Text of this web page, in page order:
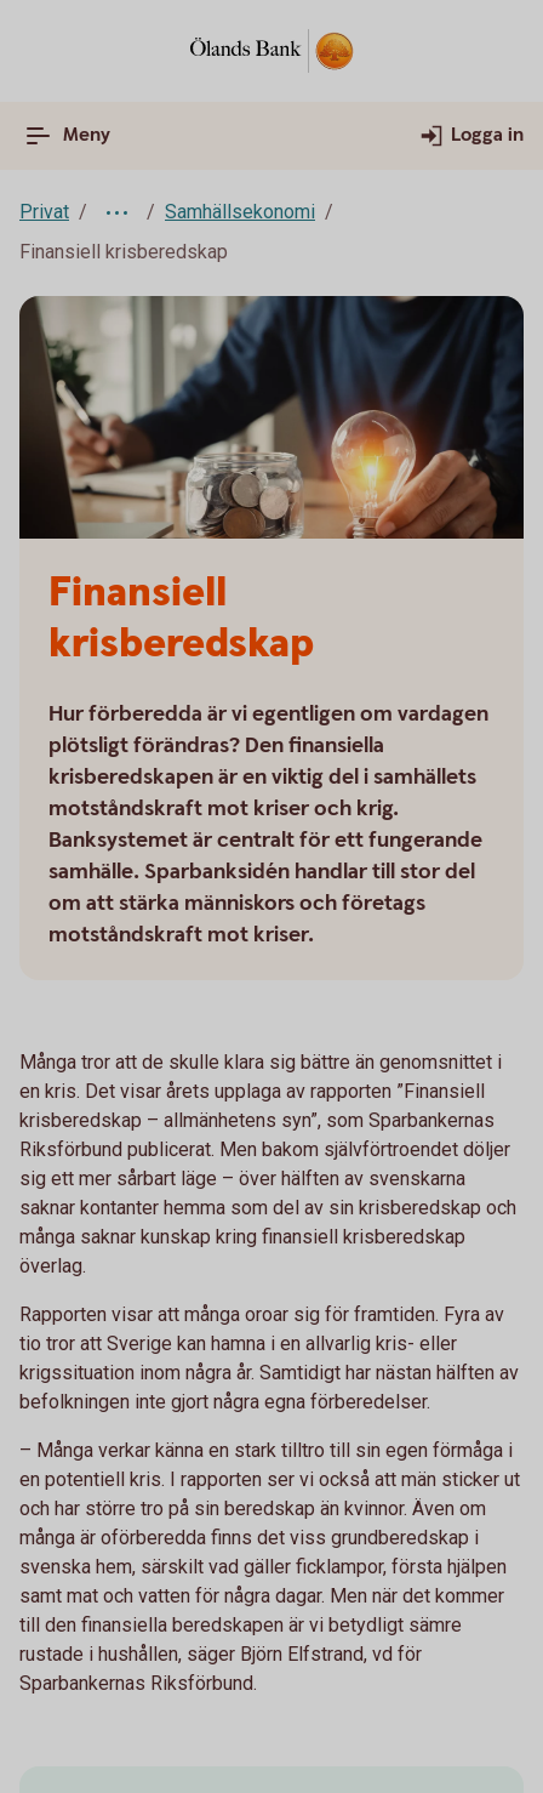
Meny Logga in
Privat
Samhällsekonomi
Finansiell krisberedskap
Finansiell
krisberedskap
Hur förberedda är vi egentligen om vardagen
plötsligt förändras? Den finansiella
krisberedskapen är en viktig del i samhällets
motståndskraft mot kriser och krig.
Banksystemet är centralt för ett fungerande
samhälle. Sparbanksidén handlar till stor del
om att stärka människors och företags
motståndskraft mot kriser.
Många tror att de skulle klara sig bättre än genomsnittet i
en kris. Det visar årets upplaga av rapporten ”Finansiell
krisberedskap – allmänhetens syn”, som Sparbankernas
Riksförbund publicerat. Men bakom självförtroendet döljer
sig ett mer sårbart läge – över hälften av svenskarna
saknar kontanter hemma som del av sin krisberedskap och
många saknar kunskap kring finansiell krisberedskap
överlag.
Rapporten visar att många oroar sig för framtiden. Fyra av
tio tror att Sverige kan hamna i en allvarlig kris- eller
krigssituation inom några år. Samtidigt har nästan hälften av
befolkningen inte gjort några egna förberedelser.
– Många verkar känna en stark tilltro till sin egen förmåga i
en potentiell kris. I rapporten ser vi också att män sticker ut
och har större tro på sin beredskap än kvinnor. Även om
många är oförberedda finns det viss grundberedskap i
svenska hem, särskilt vad gäller ficklampor, första hjälpen
samt mat och vatten för några dagar. Men när det kommer
till den finansiella beredskapen är vi betydligt sämre
rustade i hushållen, säger Björn Elfstrand, vd för
Sparbankernas Riksförbund.